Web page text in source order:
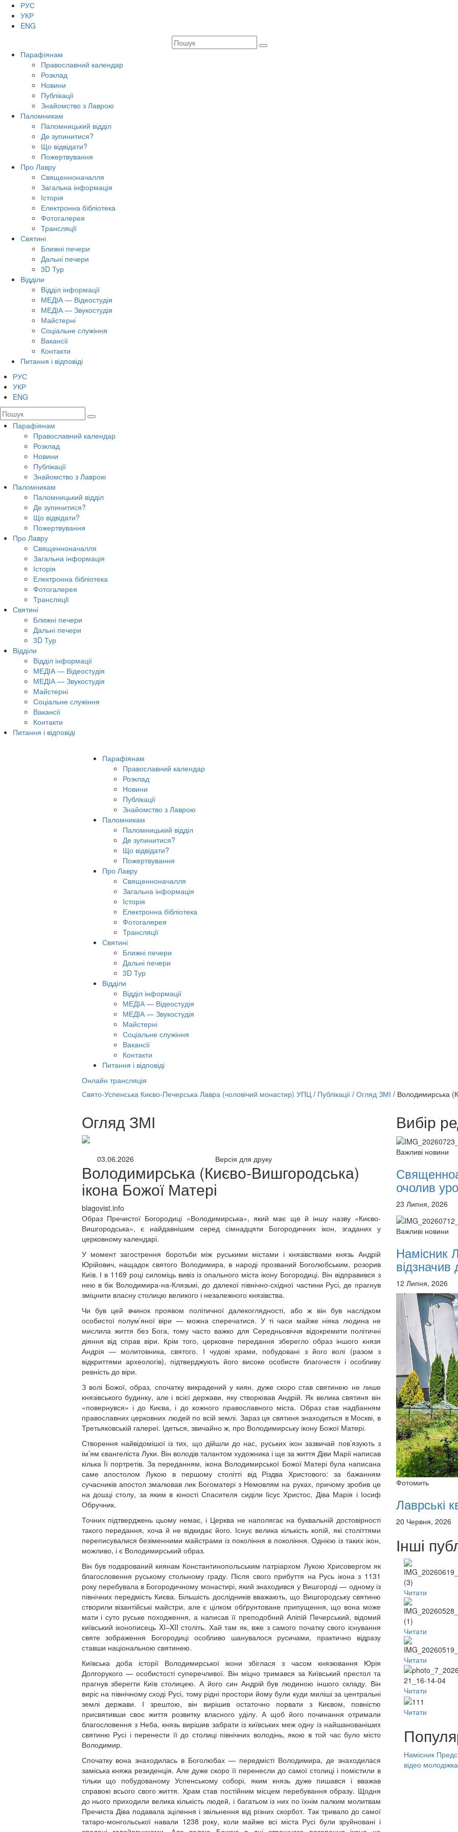
РУС
УКР
ENG
Парафіянам
Православний календар
Розклад
Новини
Публікації
Знайомство з Лаврою
Паломникам
Паломницький відділ
Де зупинитися?
Що відвідати?
Пожертвування
Про Лавру
Священноначалля
Загальна інформація
Історія
Електронна бібліотека
Фотогалерея
Трансляцiї
Святині
Ближні печери
Дальні печери
3D Тур
Відділи
Відділ інформації
МЕДІА — Відеостудія
МЕДІА — Звукостудія
Майстерні
Соціальне служіння
Вакансії
Контакти
Питання і відповіді
РУС
УКР
ENG
Парафіянам
Православний календар
Розклад
Новини
Публікації
Знайомство з Лаврою
Паломникам
Паломницький відділ
Де зупинитися?
Що відвідати?
Пожертвування
Про Лавру
Священноначалля
Загальна інформація
Історія
Електронна бібліотека
Фотогалерея
Трансляцiї
Святині
Ближні печери
Дальні печери
3D Тур
Відділи
Відділ інформації
МЕДІА — Відеостудія
МЕДІА — Звукостудія
Майстерні
Соціальне служіння
Вакансії
Контакти
Питання і відповіді
Парафіянам
Православний календар
Розклад
Новини
Публікації
Знайомство з Лаврою
Паломникам
Паломницький відділ
Де зупинитися?
Що відвідати?
Пожертвування
Про Лавру
Священноначалля
Загальна інформація
Історія
Електронна бібліотека
Фотогалерея
Трансляцiї
Святині
Ближні печери
Дальні печери
3D Тур
Відділи
Відділ інформації
МЕДІА — Відеостудія
МЕДІА — Звукостудія
Майстерні
Соціальне служіння
Вакансії
Контакти
Питання і відповіді
Онлайн трансляція
12 вересня
трансляції
12 сентября 2015
12 сентября 2015
12 сентября 2015
12 сентября 2015
12 сентября 2015
12 сентября 2015
12 сентября 2015
Перейти до архіву
Свято-Успенська Києво-Печерська Лавра (чоловічий монастир) УПЦ/ Публікації/ Огляд ЗМІ / Володимирська
Огляд ЗМІ
03.06.2026 Версія для друку
Володимирська (Києво-Вишгородська)
ікона Божої Матері
blagovist.info
Образ Пречистої Богородиці «Володимирська», який має ще й іншу назву «Києво-
Вишгородська», є найдавнішим серед сімнадцяти Богородичних ікон, згаданих у
церковному календарі.
У момент загострення боротьби між руськими містами і князівствами князь Андрій
Юрійович, нащадок святого Володимира, в народі прозваний Боголюбським, розорив
Київ. І в 1169 році силоміць вивіз із опального міста ікону Богородиці. Він відправився з
нею в бік Володимира-на-Клязьмі, до далекої північно-східної частини Русі, де прагнув
зміцнити власну столицю великого і незалежного князівства.
Чи був цей вчинок проявом політичної далекоглядності, або ж він був наслідком
особистої полум’яної віри — можна сперечатися. У ті часи майже ніяка людина не
мислила життя без Бога, тому часто важко для Середньовіччя відокремити політичні
діяння від справ віри. Крім того, церковне передання зберегло образ іншого князя
Андрія — молитовника, святого. І чудові храми, побудовані з його волі (разом з
відкриттями археологів), підтверджують його високе особисте благочестя і особливу
ревність до віри.
З волі Божої, образ, спочатку викрадений у киян, дуже скоро став святинею не лише
князівського будинку, але і всієї держави, яку створював Андрій. Як велика святиня він
«повернувся» і до Києва, і до кожного православного міста. Образ став надбанням
православних церковних людей по всій землі. Зараз ця святиня знаходиться в Москві, в
Третьяковській галереї. Ідеться, звичайно ж, про Володимирську ікону Божої Матері.
Створення найвідомішої із тих, що дійшли до нас, руських ікон зазвичай пов’язують з
ім’ям євангеліста Луки. Він володів талантом художника і ще за життя Діви Марії написав
кілька Її портретів. За переданням, ікона Володимирської Божої Матері була написана
саме апостолом Лукою в першому столітті від Різдва Христового: за бажанням
сучасників апостол змалював лик Богоматері з Немовлям на руках, причому зробив це
на дошці столу, за яким в юності Спасителя сиділи Іісус Христос, Діва Марія і Іосиф
Обручник.
Точних підтверджень цьому немає, і Церква не наполягає на буквальній достовірності
такого передання, хоча й не відкидає його. Існує велика кількість копій, які століттями
переписувалися безіменними майстрами із покоління в покоління. Однією із таких ікон,
можливо, і є Володимирський образ.
Він був подарований киянам Константинопольським патріархом Лукою Хрисовергом як
благословення руському стольному граду. Після свого прибуття на Русь ікона з 1131
року перебувала в Богородичному монастирі, який знаходився у Вишгороді — одному із
північних передмість Києва. Більшість дослідників вважають, що Вишгородську святиню
створили візантійські майстри, але є цілком обґрунтоване припущення, що вона може
мати і суто руське походження, а написав її преподобний Аліпій Печерський, відомий
київський іконописець XI–XII століть. Хай там як, вже з самого початку свого існування
святе зображення Богородиці особливо шанувалося русичами, практично відразу
ставши національною святинею.
Київська доба історії Володимирської ікони збіглася з часом князювання Юрія
Долгорукого — особистості суперечливої. Він міцно тримався за Київський престол та
прагнув зберегти Київ столицею. А його син Андрій був людиною іншого складу. Він
виріс на північному сході Русі, тому рідні простори йому були куди миліші за центральні
землі держави. І зрештою, він вирішив остаточно порвати з Києвом, повністю
присвятивши своє життя розвитку власного уділу. А щоб його починання отримали
благословення з Неба, князь вирішив забрати із київських меж одну із найшанованіших
святиню Русі і перенести її до столиці північних володінь, якою в той час було місто
Володимир.
Спочатку вона знаходилась в Боголюбах — передмісті Володимира, де знаходилася
заміська княжа резиденція. Але дуже скоро її перенесли до самої столиці і помістили в
тільки що побудованому Успенському соборі, яким князь дуже пишався і вважав
справою всього свого життя. Храм став постійним місцем перебування образу. Щодня
до нього приходили велика кількість людей, і багатьом із них по їхнім палким молитвам
Пречиста Діва подавала зцілення і звільнення від різних скорбот. Так тривало до самої
татаро-монгольської навали 1238 року, коли майже всі міста Русі були зруйновані і
Вибір
Важливі новини
очолив
23 Липня, 2026
Важливі новини
Намісник
відзначив
12 Липня, 2026
Фотомить
Лаврські
20 Червня, 2026
Інші
Читати
Читати
Читати
Читати
Читати
Намісник
відео молодіжка